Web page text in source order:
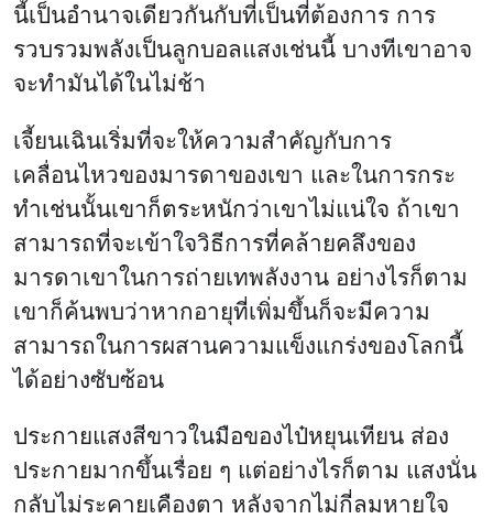
นี้เป็นอำนาจเดียวกันกับที่เป็นที่ต้องการ การ
รวบรวมพลังเป็นลูกบอลแสงเช่นนี้ บางทีเขาอาจ
จะทำมันได้ในไม่ช้า
เจี้ยนเฉินเริ่มที่จะให้ความสำคัญกับการ
เคลื่อนไหวของมารดาของเขา และในการกระ
ทำเช่นนั้นเขาก็ตระหนักว่าเขาไม่แน่ใจ ถ้าเขา
สามารถที่จะเข้าใจวิธีการที่คล้ายคลึงของ
มารดาเขาในการถ่ายเทพลังงาน อย่างไรก็ตาม
เขาก็ค้นพบว่าหากอายุที่เพิ่มขึ้นก็จะมีความ
สามารถในการผสานความแข็งแกร่งของโลกนี้
ได้อย่างซับซ้อน
ประกายแสงสีขาวในมือของไป๋หยุนเทียน ส่อง
ประกายมากขึ้นเรื่อย ๆ แต่อย่างไรก็ตาม แสงนั่น
กลับไม่ระคายเคืองตา หลังจากไม่กี่ลมหายใจ